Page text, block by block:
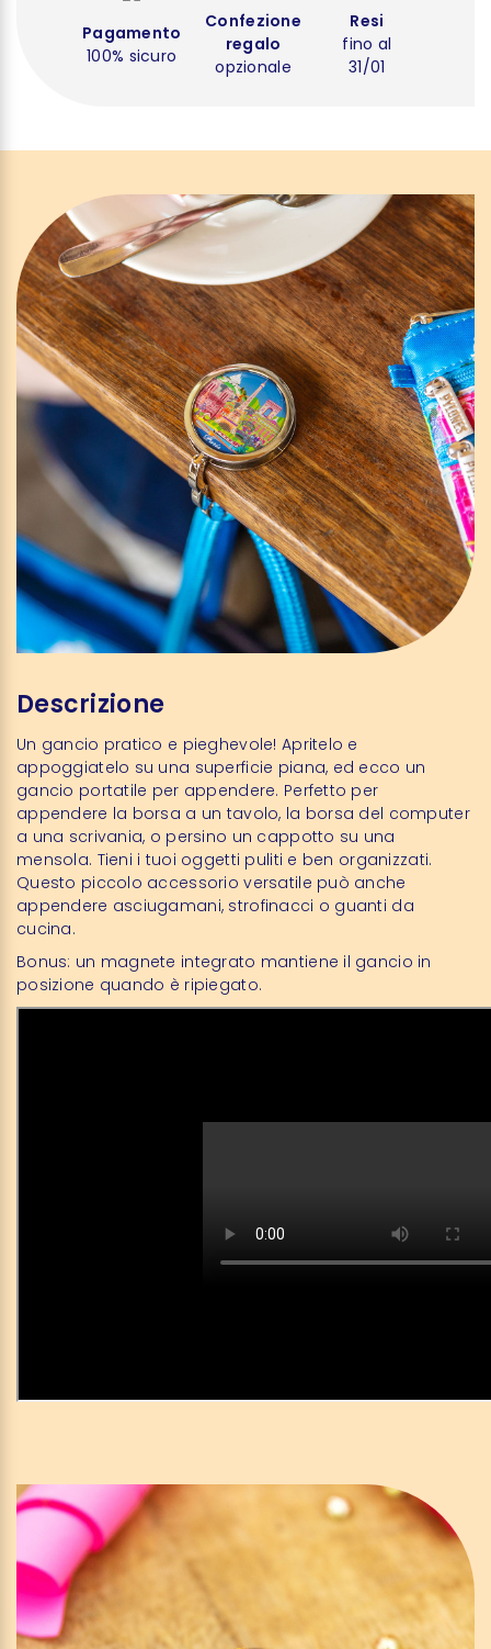
Pagamento
100% sicuro
Confezione
regalo
opzionale
Resi
fino al
31/01
Descrizione
Un gancio pratico e pieghevole! Apritelo e
appoggiatelo su una superficie piana, ed ecco un
gancio portatile per appendere. Perfetto per
appendere la borsa a un tavolo, la borsa del computer
a una scrivania, o persino un cappotto su una
mensola. Tieni i tuoi oggetti puliti e ben organizzati.
Questo piccolo accessorio versatile può anche
appendere asciugamani, strofinacci o guanti da
cucina.
Bonus: un magnete integrato mantiene il gancio in
posizione quando è ripiegato.